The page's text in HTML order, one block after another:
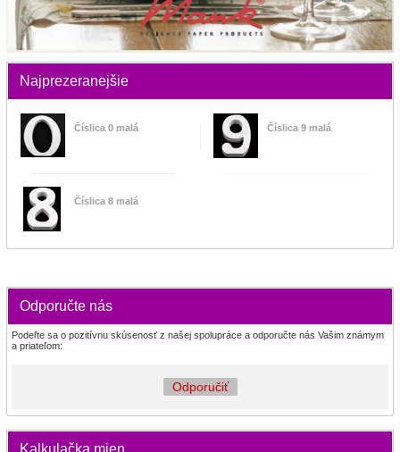
Najprezeranejšie
Číslica 0 malá Číslica 9 malá
Číslica 8 malá
Odporučte nás
Podeľte sa o pozitívnu skúsenosť z našej spolupráce a odporučte nás Vašim známym
a priateľom:
Odporučiť